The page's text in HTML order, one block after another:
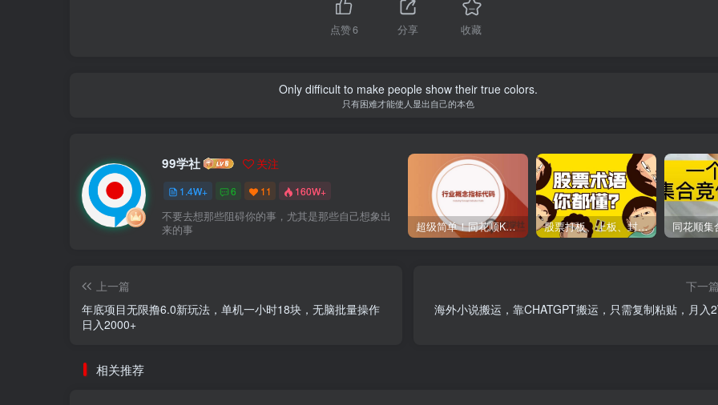
点赞6 分享 收藏
Only difficult to make people show their true colors.
只有困难才能使人显出自己的本色
99学社 关注
1.4W+ 6 11 160W+
不要去想那些阻碍你的事，尤其是那些自己想象出
来的事
超级简单！同花顺K线界面显示行业概念指标代码图解 股票打板、上板、封板、翘板、炸板是什么意思？炒股你必须懂的暗语！
上一篇
年底项目无限撸6.0新玩法，单机一小时18块，无脑批量操作
日入2000+
下一篇
海外小说搬运，靠CHATGPT搬运，只需复制粘贴，月入
相关推荐